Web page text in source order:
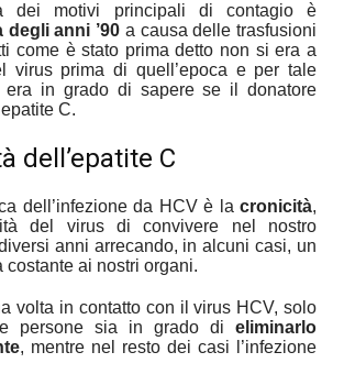
dei motivi principali di contagio è
degli anni ’90 a causa delle trasfusioni
come è stato prima detto non si era a
virus prima di quell’epoca e per tale
era in grado di sapere se il donatore
C.
dell’epatite C
dell’infezione da HCV è la cronicità,
del virus di convivere nel nostro
anni arrecando, in alcuni casi, un
costante ai nostri organi.
volta in contatto con il virus HCV, solo
persone sia in grado di eliminarlo
, mentre nel resto dei casi l’infezione